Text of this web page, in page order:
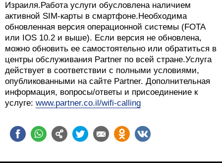
Израиля.Работа услуги обусловлена наличием
активной SIM-карты в смартфоне.Необходима
обновленная версия операционной системы (FOTA
или IOS 10.2 и выше). Если версия не обновлена,
можно обновить ее самостоятельно или обратиться в
центры обслуживания Partner по всей стране.Услуга
действует в соответствии с полными условиями,
опубликованными на сайте Partner. Дополнительная
информация, вопросы/ответы и присоединение к
услуге: www.partner.co.il/wifi-calling